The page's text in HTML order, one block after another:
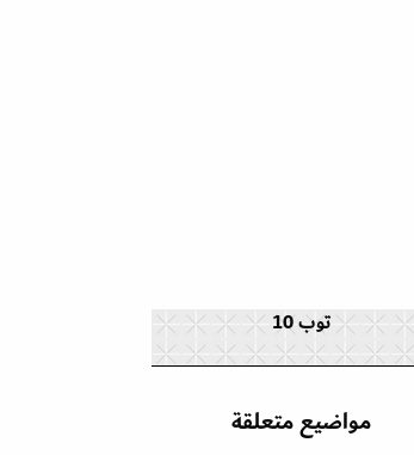
توب 10
مواضيع متعلقة